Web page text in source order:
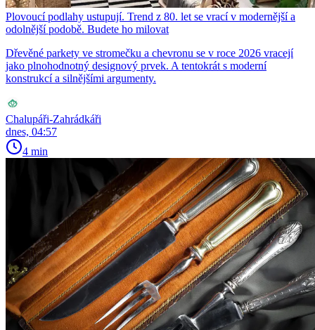
Plovoucí podlahy ustupují. Trend z 80. let se vrací v modernější a
odolnější podobě. Budete ho milovat
Dřevěné parkety ve stromečku a chevronu se v roce 2026 vracejí
jako plnohodnotný designový prvek. A tentokrát s moderní
konstrukcí a silnějšími argumenty.
Chalupáři-Zahrádkáři
dnes, 04:57
4 min